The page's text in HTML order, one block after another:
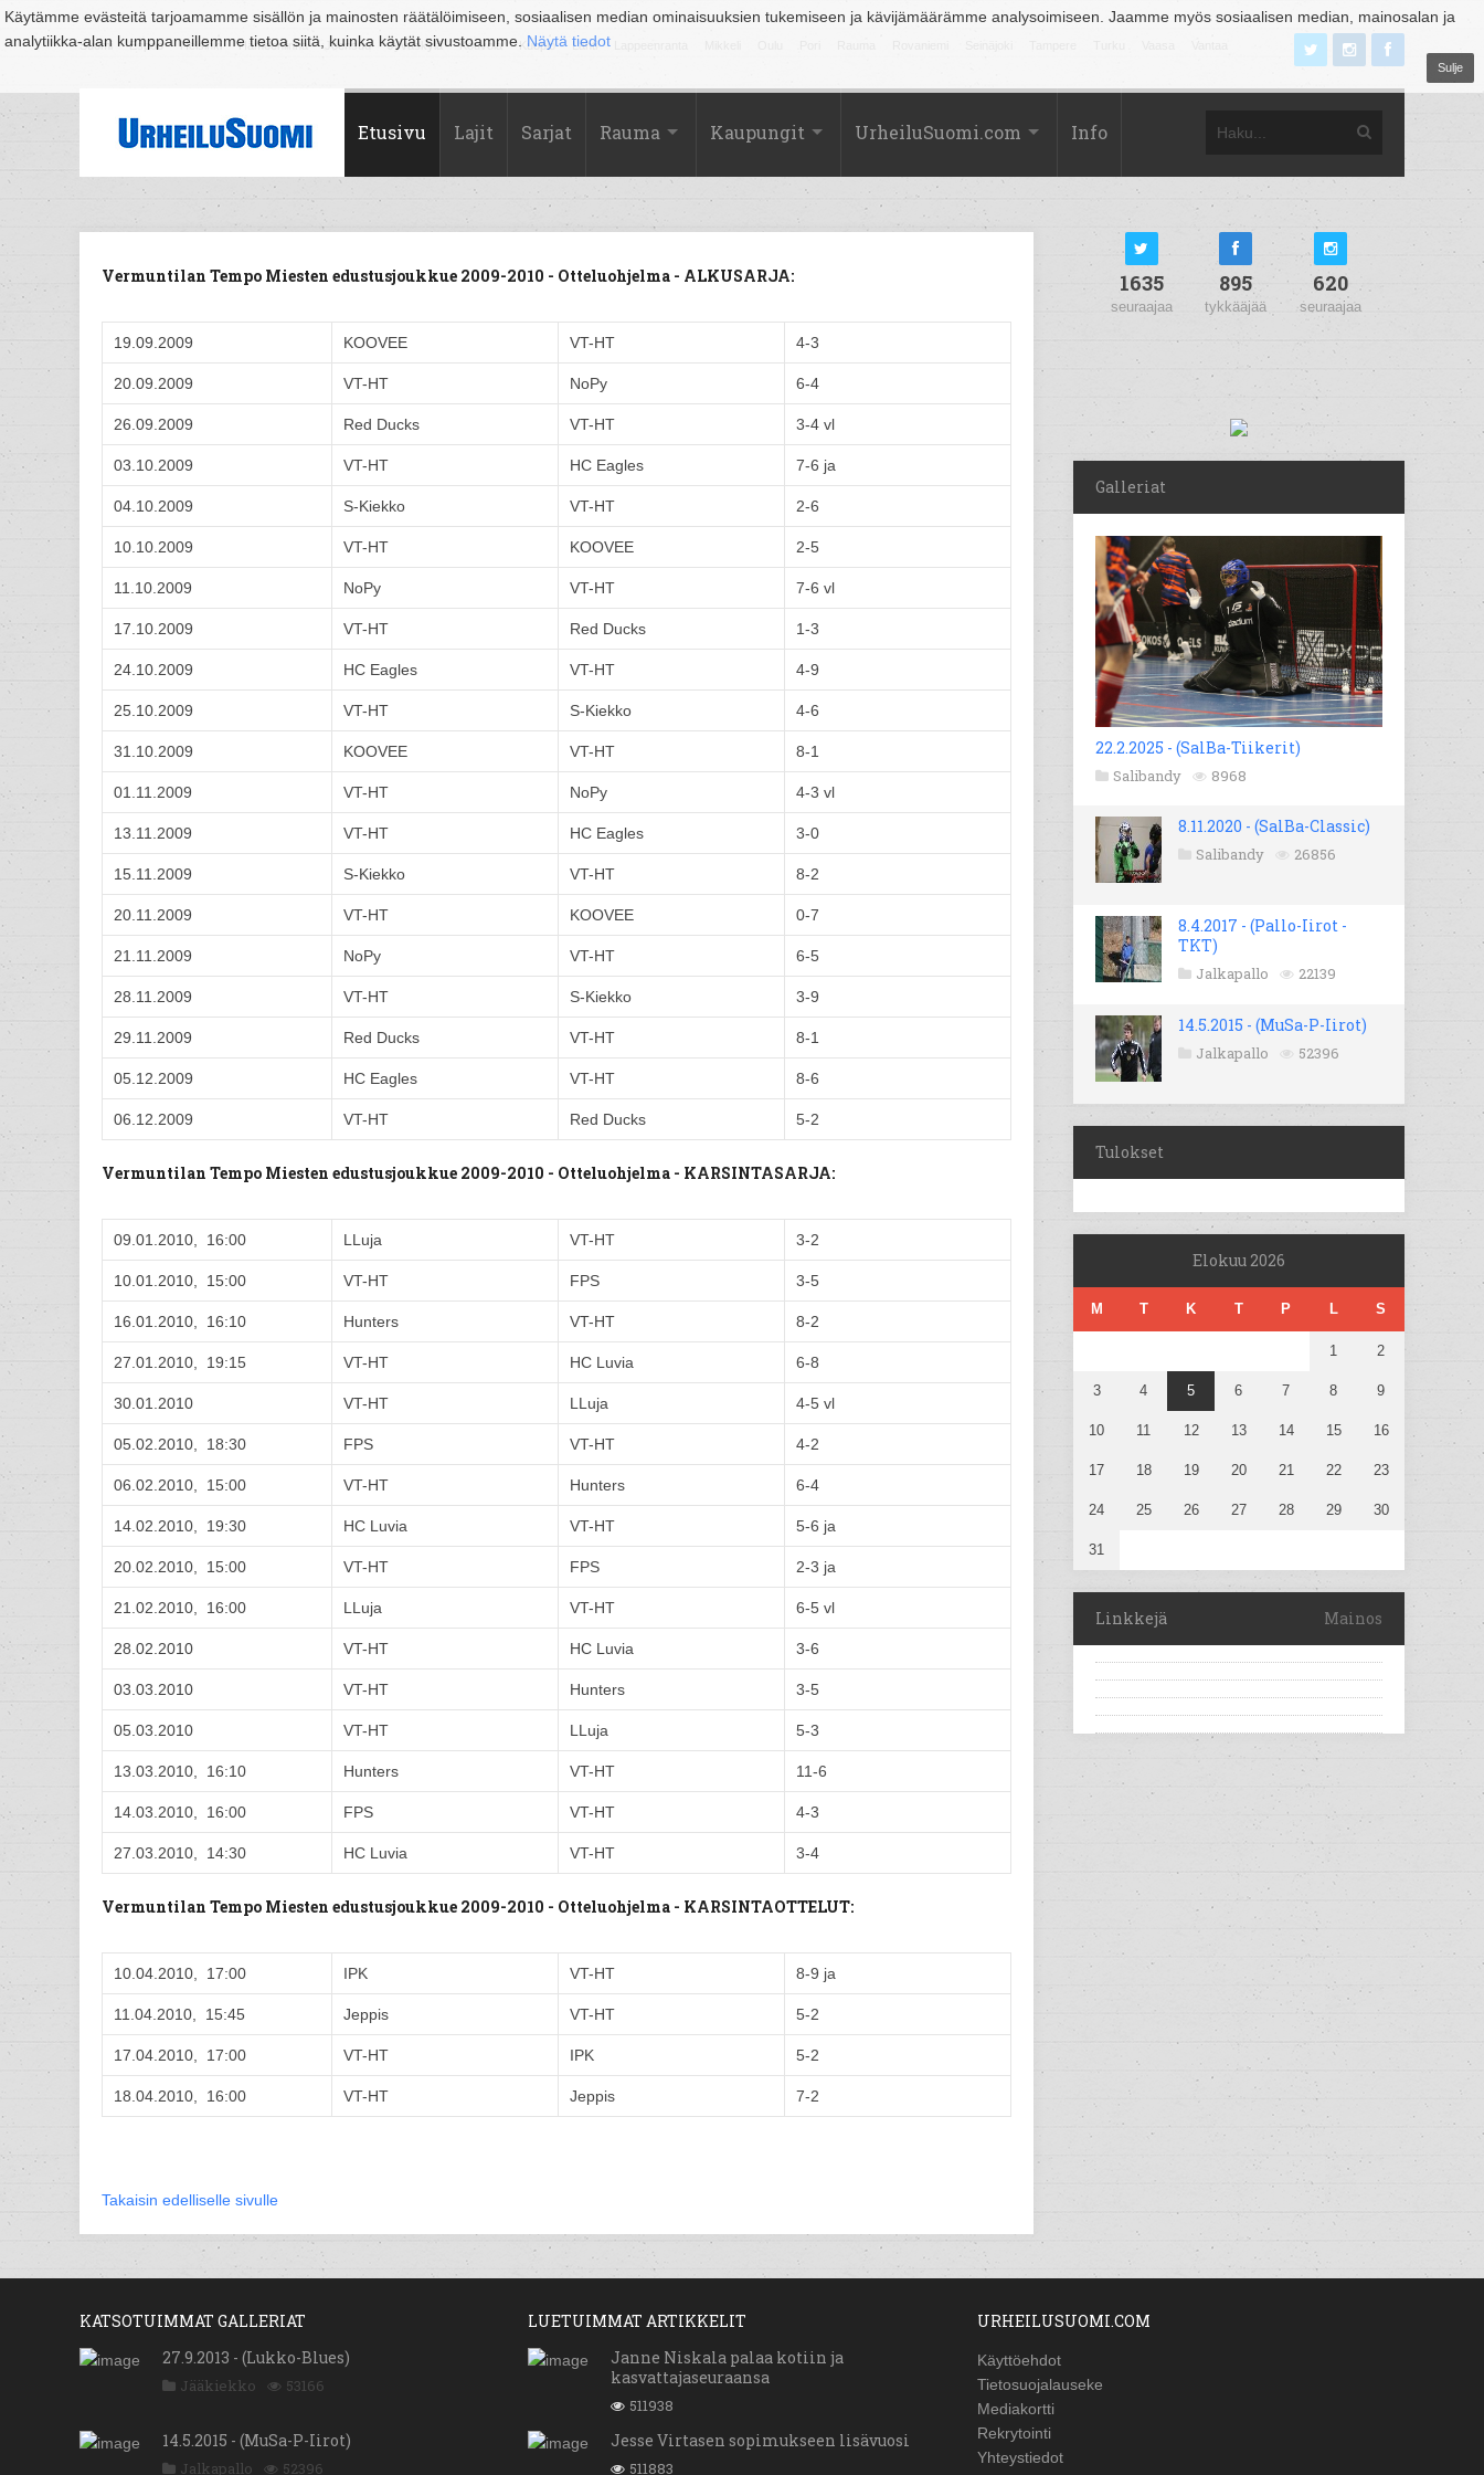
Käytämme evästeitä tarjoamamme sisällön ja mainosten räätälöimiseen, sosiaalisen median ominaisuuksien tukemiseen ja kävijämäärämme analysoimiseen. Jaamme myös sosiaalisen median, mainosalan ja
analytiikka-alan kumppaneillemme tietoa siitä, kuinka käytät sivustoamme. Näytä tiedot
Sulje
Suomi Espoo Helsinki Hämeenlinna Joensuu Jyväskylä Kouvola Kuopio Lahti
Etusivu Lajit Sarjat Rauma Kaupungit UrheiluSuomi.com Info
Vermuntilan Tempo Miesten edustusjoukkue 2009-2010 - Otteluohjelma - ALKUSARJA:
19.09.2009 KOOVEE VT-HT 4-3
20.09.2009 VT-HT NoPy 6-4
26.09.2009 Red Ducks VT-HT 3-4 vl
03.10.2009 VT-HT HC Eagles 7-6 ja
04.10.2009 S-Kiekko VT-HT 2-6
10.10.2009 VT-HT KOOVEE 2-5
11.10.2009 NoPy VT-HT 7-6 vl
17.10.2009 VT-HT Red Ducks 1-3
24.10.2009 HC Eagles VT-HT 4-9
25.10.2009 VT-HT S-Kiekko 4-6
31.10.2009 KOOVEE VT-HT 8-1
01.11.2009 VT-HT NoPy 4-3 vl
13.11.2009 VT-HT HC Eagles 3-0
15.11.2009 S-Kiekko VT-HT 8-2
20.11.2009 VT-HT KOOVEE 0-7
21.11.2009 NoPy VT-HT 6-5
28.11.2009 VT-HT S-Kiekko 3-9
29.11.2009 Red Ducks VT-HT 8-1
05.12.2009 HC Eagles VT-HT 8-6
06.12.2009 VT-HT Red Ducks 5-2
Vermuntilan Tempo Miesten edustusjoukkue 2009-2010 - Otteluohjelma - KARSINTASARJA:
09.01.2010, 16:00 LLuja VT-HT 3-2
10.01.2010, 15:00 VT-HT FPS 3-5
16.01.2010, 16:10 Hunters VT-HT 8-2
27.01.2010, 19:15 VT-HT HC Luvia 6-8
30.01.2010 VT-HT LLuja 4-5 vl
05.02.2010, 18:30 FPS VT-HT 4-2
06.02.2010, 15:00 VT-HT Hunters 6-4
14.02.2010, 19:30 HC Luvia VT-HT 5-6 ja
20.02.2010, 15:00 VT-HT FPS 2-3 ja
21.02.2010, 16:00 LLuja VT-HT 6-5 vl
28.02.2010 VT-HT HC Luvia 3-6
03.03.2010 VT-HT Hunters 3-5
05.03.2010 VT-HT LLuja 5-3
13.03.2010, 16:10 Hunters VT-HT 11-6
14.03.2010, 16:00 FPS VT-HT 4-3
27.03.2010, 14:30 HC Luvia VT-HT 3-4
Vermuntilan Tempo Miesten edustusjoukkue 2009-2010 - Otteluohjelma - KARSINTAOTTELUT:
10.04.2010, 17:00 IPK VT-HT 8-9 ja
11.04.2010, 15:45 Jeppis VT-HT 5-2
17.04.2010, 17:00 VT-HT IPK 5-2
18.04.2010, 16:00 VT-HT Jeppis 7-2
Takaisin edelliselle sivulle
1635
seuraajaa
895
tykkääjää
620
seuraajaa
Galleriat
22.2.2025 - (SalBa-Tiikerit)
Salibandy 8968
8.11.2020 - (SalBa-Classic)
Salibandy 26856
8.4.2017 - (Pallo-Iirot -
TKT)
Jalkapallo 22139
14.5.2015 - (MuSa-P-Iirot)
Jalkapallo 52396
Tulokset
Elokuu 2026
M T K T P L S
1 2
3 4 5 6 7 8 9
10 11 12 13 14 15 16
17 18 19 20 21 22 23
24 25 26 27 28 29 30
31
Linkkejä Mainos
KATSOTUIMMAT GALLERIAT
27.9.2013 - (Lukko-Blues)
Jääkiekko 53166
14.5.2015 - (MuSa-P-Iirot)
Jalkapallo 52396
LUETUIMMAT ARTIKKELIT
Janne Niskala palaa kotiin ja
kasvattajaseuraansa
511938
Jesse Virtasen sopimukseen lisävuosi
511883
URHEILUSUOMI.COM
Käyttöehdot
Tietosuojalauseke
Mediakortti
Rekrytointi
Yhteystiedot